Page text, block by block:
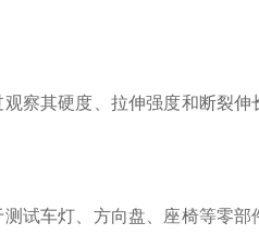
察其硬度、拉伸强度和断裂伸
车灯、方向盘、座椅等零部